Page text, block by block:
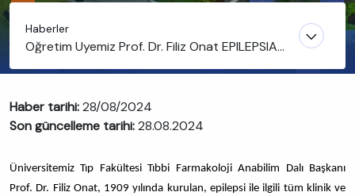
Haberler
Öğretim Üyemiz Prof. Dr. Filiz Onat EPILEPSIA
Haber tarihi:28/08/2024
Son güncelleme tarihi:28.08.2024
Üniversitemiz Tıp Fakültesi Tıbbi Farmakoloji Anabilim Dalı Başkanı
Prof. Dr. Filiz Onat, 1909 yılında kurulan, epilepsi ile ilgili tüm klinik ve